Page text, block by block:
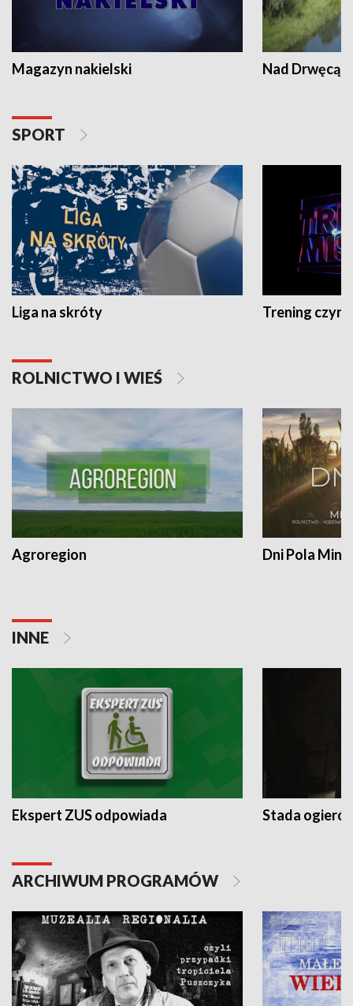
Magazyn nakielski Nad Drwęcą
SPORT
Liga na skróty Trening czyni
ROLNICTWO I WIEŚ
Agroregion Dni Pola
INNE
Ekspert ZUS odpowiada Stada
ARCHIWUM PROGRAMÓW